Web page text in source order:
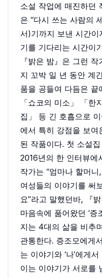
소설 작업에 매진하던
은 “다시 쓰는 사람의
서)기까지 보낸 시간
기를 기다리는 시간이
『밝은 밤』은 그런
지 꼬박 일 년 동안 계
품을 공들여 다듬은
「쇼코의 미소」 「한
집」 등 긴 호흡으로
에서 특히 강점을 보여
된 작품이다. 첫 소설
2016년의 한 인터뷰에
작가는 “엄마나 할머
여성들의 이야기를 써
요”라고 말했던바, 『
마음속에 품어왔던 ‘
지는 4대의 삶을 비추
관통한다. 증조모에게
는 이야기와 ‘나’에게
이는 이야기가 서로를